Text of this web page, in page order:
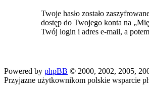
Twoje hasło zostało
dostęp do Twojego konta na
Twój login i adres e-mail, a
Powered by phpBB © 2000, 2002, 2005,
Przyjazne użytkownikom polskie wsparcie